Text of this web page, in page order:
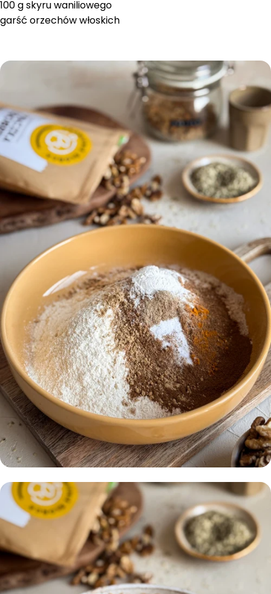
100 g skyru waniliowego
garść orzechów włoskich